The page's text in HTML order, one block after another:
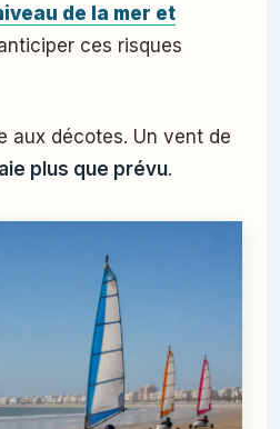
de la mer et
ces risques
aux décotes. Un vent de
plus que prévu.